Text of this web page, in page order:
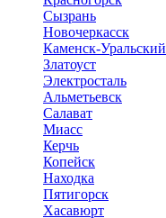
Сызрань
Новочеркасск
Каменск-Уральский
Златоуст
Электросталь
Альметьевск
Салават
Миасс
Керчь
Копейск
Находка
Пятигорск
Хасавюрт